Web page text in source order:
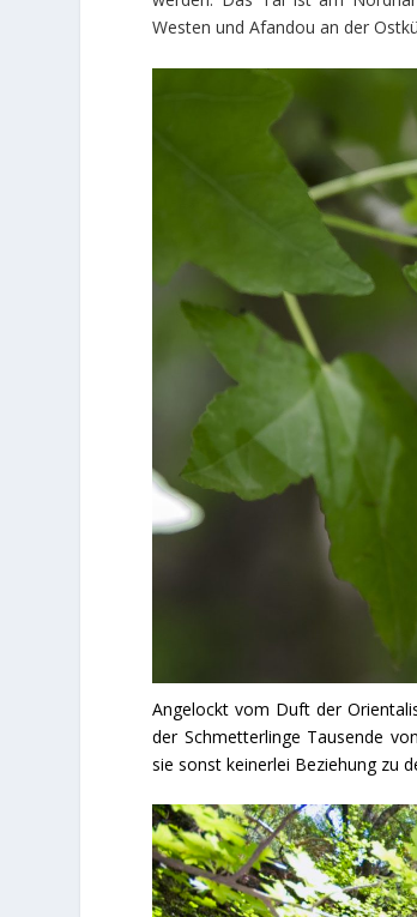
Westen und Afandou an der
Angelockt vom Duft der
der Schmetterlinge Tausende
sie sonst keinerlei Beziehung zu